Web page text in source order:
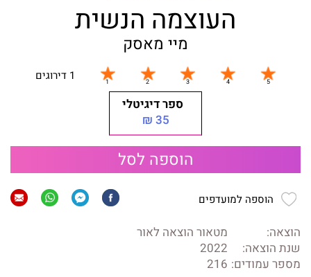
העוצמה הנשית
מיי מאסק
1 דירוגים
ספר דיגיטלי
35 ₪
הוספה לסל
הוספה למועדפים
הוצאה:
מטאור הוצאה לאור
שנת הוצאה:
2022
מספר עמודים: 216